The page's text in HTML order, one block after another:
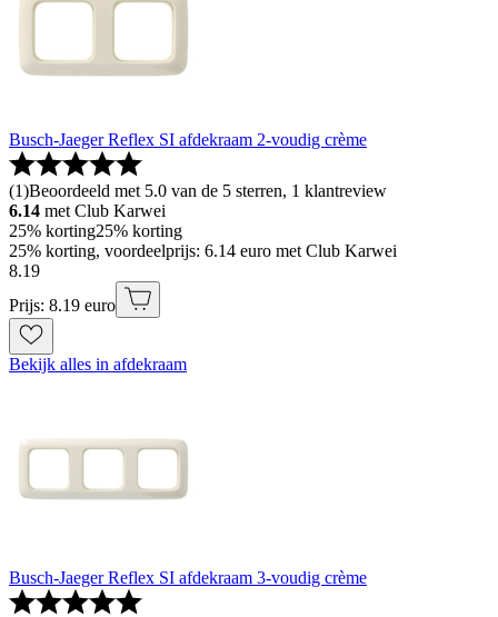
Busch-Jaeger Reflex SI afdekraam 2-voudig crème
(1)Beoordeeld met 5.0 van de 5 sterren, 1 klantreview
6.14 met Club Karwei
25% korting25% korting
25% korting, voordeelprijs: 6.14 euro met Club Karwei
8.19
Prijs: 8.19 euro
Bekijk alles in afdekraam
Busch-Jaeger Reflex SI afdekraam 3-voudig crème